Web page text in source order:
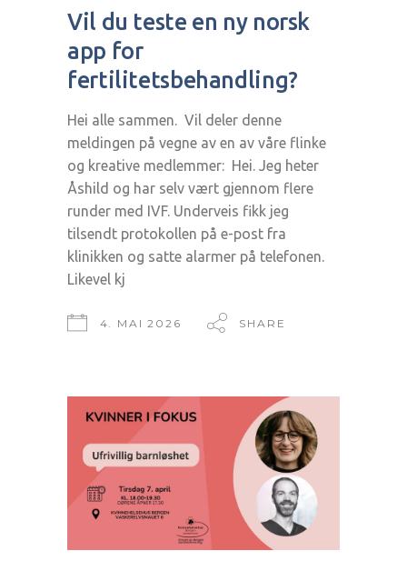
Vil du teste en ny norsk
app for
fertilitetsbehandling?
Hei alle sammen. Vil deler denne
meldingen på vegne av en av våre flinke
og kreative medlemmer: Hei. Jeg heter
Åshild og har selv vært gjennom flere
runder med IVF. Underveis fikk jeg
tilsendt protokollen på e-post fra
klinikken og satte alarmer på telefonen.
Likevel kj
4. MAI 2026 SHARE